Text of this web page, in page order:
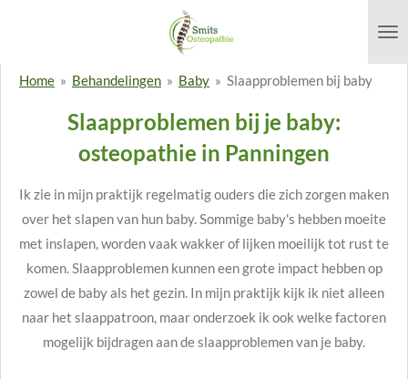
hoofdinhoud
Home » Behandelingen » Baby » Slaapproblemen bij baby
Slaapproblemen bij je baby:
osteopathie in Panningen
Ik zie in mijn praktijk regelmatig ouders die zich zorgen maken
over het slapen van hun baby. Sommige baby's hebben moeite
met inslapen, worden vaak wakker of lijken moeilijk tot rust te
komen. Slaapproblemen kunnen een grote impact hebben op
zowel de baby als het gezin. In mijn praktijk kijk ik niet alleen
naar het slaappatroon, maar onderzoek ik ook welke factoren
mogelijk bijdragen aan de slaapproblemen van je baby.